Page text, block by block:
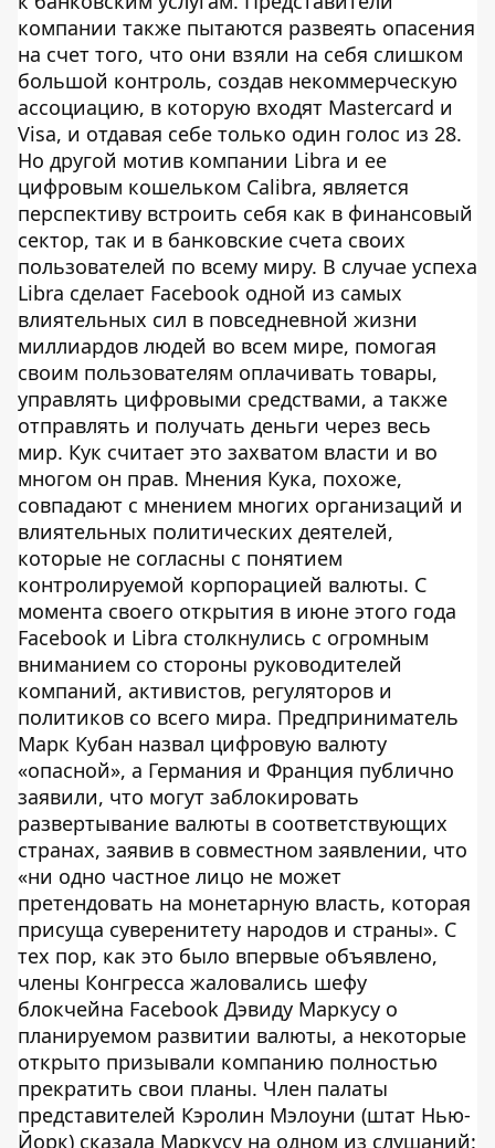
компании также пытаются развеять опасения
на счет того, что они взяли на себя слишком
большой контроль, создав некоммерческую
ассоциацию, в которую входят Mastercard и
Visa, и отдавая себе только один голос из 28.
Но другой мотив компании Libra и ее
цифровым кошельком Calibra, является
перспективу встроить себя как в финансовый
сектор, так и в банковские счета своих
пользователей по всему миру. В случае успеха
Libra сделает Facebook одной из самых
влиятельных сил в повседневной жизни
миллиардов людей во всем мире, помогая
своим пользователям оплачивать товары,
управлять цифровыми средствами, а также
отправлять и получать деньги через весь
мир. Кук считает это захватом власти и во
многом он прав. Мнения Кука, похоже,
совпадают с мнением многих организаций и
влиятельных политических деятелей,
которые не согласны с понятием
контролируемой корпорацией валюты. С
момента своего открытия в июне этого года
Facebook и Libra столкнулись с огромным
вниманием со стороны руководителей
компаний, активистов, регуляторов и
политиков со всего мира. Предприниматель
Марк Кубан назвал цифровую валюту
«опасной», а Германия и Франция публично
заявили, что могут заблокировать
развертывание валюты в соответствующих
странах, заявив в совместном заявлении, что
«ни одно частное лицо не может
претендовать на монетарную власть, которая
присуща суверенитету народов и страны». С
тех пор, как это было впервые объявлено,
члены Конгресса жаловались шефу
блокчейна Facebook Дэвиду Маркусу о
планируемом развитии валюты, а некоторые
открыто призывали компанию полностью
прекратить свои планы. Член палаты
представителей Кэролин Мэлоуни (штат Нью-
Йорк) сказала Маркусу на одном из слушаний: